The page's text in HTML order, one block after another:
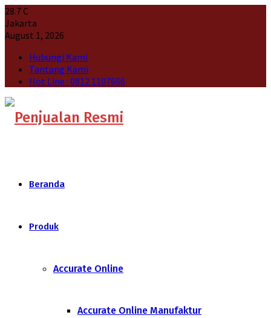
28.7C
Jakarta
August 1, 2026
Hubungi Kami
Tantang Kami
Hot Line : 0812 1107666
Beranda
Produk
Accurate Online
Accurate Online Manufaktur